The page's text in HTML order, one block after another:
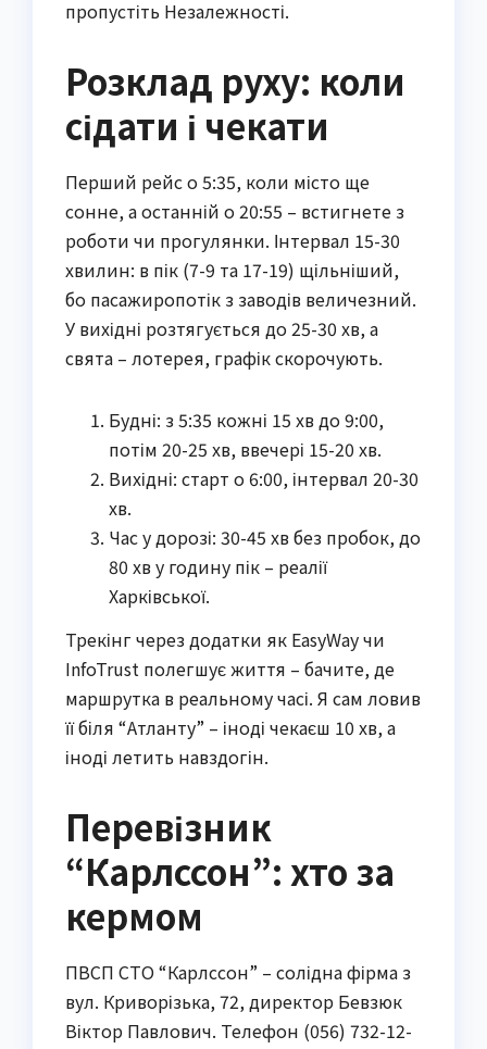
пропустіть Незалежності.
Розклад руху: коли
сідати і чекати
Перший рейс о 5:35, коли місто ще
сонне, а останній о 20:55 – встигнете з
роботи чи прогулянки. Інтервал 15-30
хвилин: в пік (7-9 та 17-19) щільніший,
бо пасажиропотік з заводів величезний.
У вихідні розтягується до 25-30 хв, а
свята – лотерея, графік скорочують.
Будні: з 5:35 кожні 15 хв до 9:00,
потім 20-25 хв, ввечері 15-20 хв.
Вихідні: старт о 6:00, інтервал 20-30
хв.
Час у дорозі: 30-45 хв без пробок, до
80 хв у годину пік – реалії
Харківської.
Трекінг через додатки як EasyWay чи
InfoTrust полегшує життя – бачите, де
маршрутка в реальному часі. Я сам ловив
її біля “Атланту” – іноді чекаєш 10 хв, а
іноді летить навздогін.
Перевізник
“Карлссон”: хто за
кермом
ПВСП СТО “Карлссон” – солідна фірма з
вул. Криворізька, 72, директор Бевзюк
Віктор Павлович. Телефон (056) 732-12-